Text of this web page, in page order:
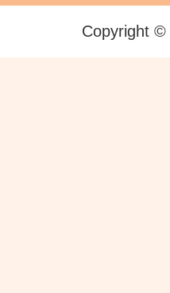
Copyright ©